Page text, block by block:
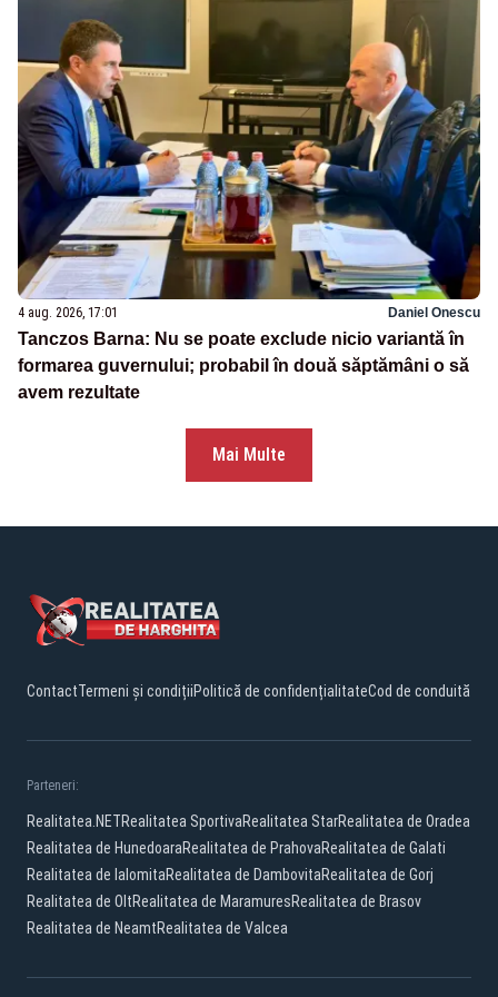
4 aug. 2026, 17:01 Daniel Onescu
Tanczos Barna: Nu se poate exclude nicio variantă în
formarea guvernului; probabil în două săptămâni o să
avem rezultate
Mai Multe
ContactTermeni și condițiiPolitică de confidențialitateCod de conduită
Parteneri:
Realitatea.NETRealitatea SportivaRealitatea StarRealitatea de Oradea
Realitatea de HunedoaraRealitatea de PrahovaRealitatea de Galati
Realitatea de IalomitaRealitatea de DambovitaRealitatea de Gorj
Realitatea de OltRealitatea de MaramuresRealitatea de Brasov
Realitatea de NeamtRealitatea de Valcea